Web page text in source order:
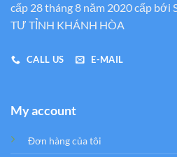
cấp 28 tháng 8 năm 2020 cấp bới
TƯ TỈNH KHÁNH HÒA
CALL US E-MAIL
My account
Đơn hàng của tôi